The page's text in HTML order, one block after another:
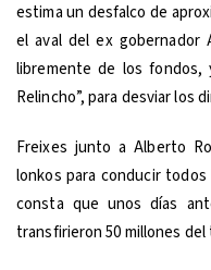
estima un desfalco de
el aval del ex gobernador
libremente de los fondos,
Relincho”, para desviar los
Freixes junto a Alberto
lonkos para conducir
consta que unos días
transfirieron 50 millones